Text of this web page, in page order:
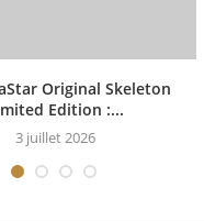
Original Skeleton
Edition :...
3 juillet 2026